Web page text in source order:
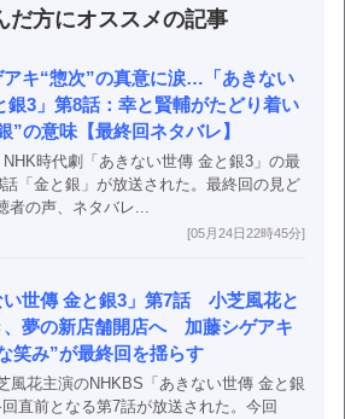
だ方にオススメの記事
アキ“惣次”の真意に涙…「あきない
銀3」第8話：幸と賢輔がたどり着い
”の意味【最終回ネタバレ】
時代劇「あきない世傳 金と銀3」の最
「金と銀」が放送された。最終回の見ど
者の声、ネタバレ...
[05月24日22時45分]
い世傳 金と銀3」第7話 小芝風花と
、夢の新店舗開店へ 加藤シゲアキ
笑み”が最終回を揺らす
風花主演のNHKBS「あきない世傳 金と銀
直前となる第7話が放送された。今回